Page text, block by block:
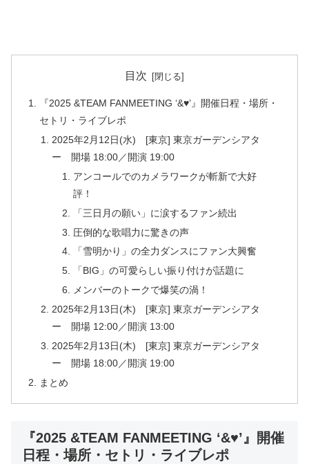
目次
『2025 &TEAM FANMEETING ‘&♥’』開催日程・場所・
セトリ・ライブレポ
2025年2月12日(水) [東京] 東京ガーデンシアタ
ー 開場 18:00／開演 19:00
アンコールでのカメラワークが斬新で大好
評！
「三日月の願い」に涙するファン続出
圧倒的な歌唱力に驚きの声
「雪明かり」の全力ダンスにファン大興奮
「BIG」の可愛らしい振り付けが話題に
メンバーのトークで爆笑の渦！
2025年2月13日(木) [東京] 東京ガーデンシアタ
ー 開場 12:00／開演 13:00
2025年2月13日(木) [東京] 東京ガーデンシアタ
ー 開場 18:00／開演 19:00
まとめ
『2025 &TEAM FANMEETING ‘&♥’』開催
日程・場所・セトリ・ライブレポ